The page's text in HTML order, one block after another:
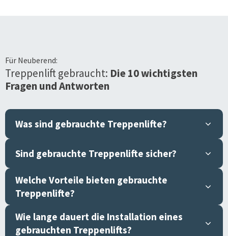
Für Neuberend:
Treppenlift gebraucht: Die 10 wichtigsten
Fragen und Antworten
Was sind gebrauchte Treppenlifte?
Sind gebrauchte Treppenlifte sicher?
Welche Vorteile bieten gebrauchte
Treppenlifte?
Wie lange dauert die Installation eines
gebrauchten Treppenlifts?